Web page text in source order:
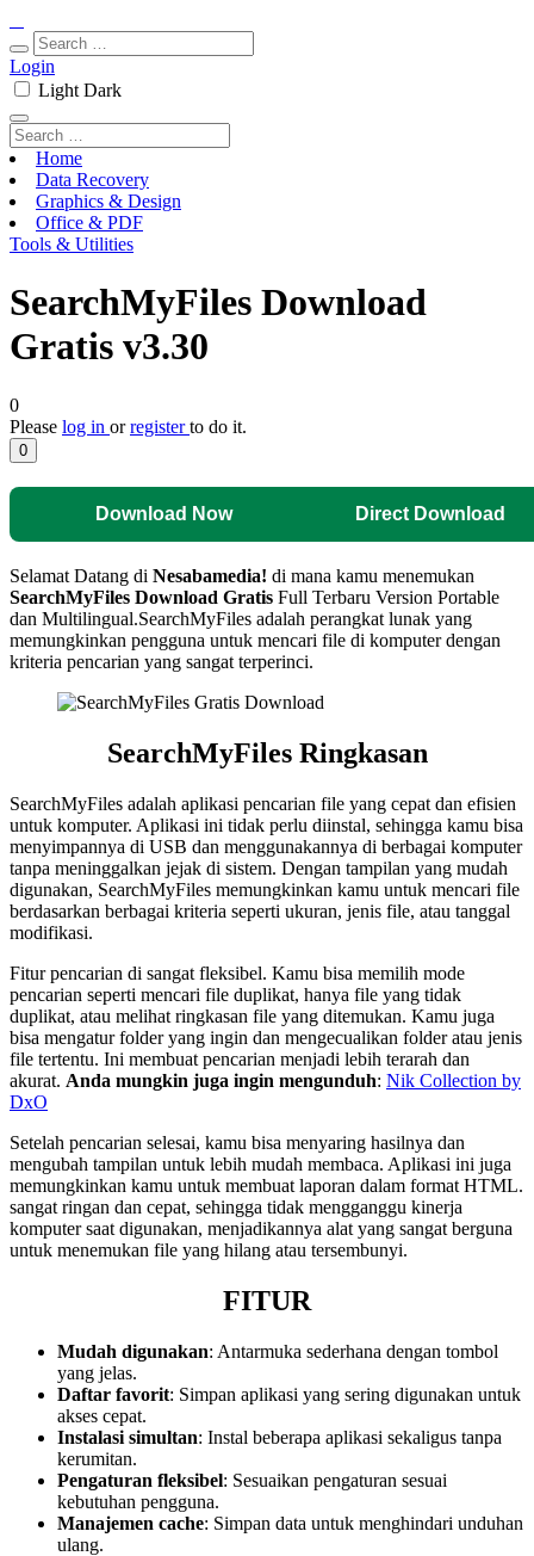
Login
Light Dark
Home
Data Recovery
Graphics & Design
Office & PDF
Tools & Utilities
SearchMyFiles Download
Gratis v3.30
0
Please log in orregisterto do it.
0
Download Now Direct Download
Selamat Datang di Nesabamedia! di mana kamu menemukan
SearchMyFiles Download Gratis Full Terbaru Version Portable
dan Multilingual.SearchMyFiles adalah perangkat lunak yang
memungkinkan pengguna untuk mencari file di komputer dengan
kriteria pencarian yang sangat terperinci.
SearchMyFiles Ringkasan
SearchMyFiles adalah aplikasi pencarian file yang cepat dan efisien
untuk komputer. Aplikasi ini tidak perlu diinstal, sehingga kamu bisa
menyimpannya di USB dan menggunakannya di berbagai komputer
tanpa meninggalkan jejak di sistem. Dengan tampilan yang mudah
digunakan, SearchMyFiles memungkinkan kamu untuk mencari file
berdasarkan berbagai kriteria seperti ukuran, jenis file, atau tanggal
modifikasi.
Fitur pencarian di sangat fleksibel. Kamu bisa memilih mode
pencarian seperti mencari file duplikat, hanya file yang tidak
duplikat, atau melihat ringkasan file yang ditemukan. Kamu juga
bisa mengatur folder yang ingin dan mengecualikan folder atau jenis
file tertentu. Ini membuat pencarian menjadi lebih terarah dan
akurat. Anda mungkin juga ingin mengunduh: Nik Collection by
DxO
Setelah pencarian selesai, kamu bisa menyaring hasilnya dan
mengubah tampilan untuk lebih mudah membaca. Aplikasi ini juga
memungkinkan kamu untuk membuat laporan dalam format HTML.
sangat ringan dan cepat, sehingga tidak mengganggu kinerja
komputer saat digunakan, menjadikannya alat yang sangat berguna
untuk menemukan file yang hilang atau tersembunyi.
FITUR
Mudah digunakan: Antarmuka sederhana dengan tombol
yang jelas.
Daftar favorit: Simpan aplikasi yang sering digunakan untuk
akses cepat.
Instalasi simultan: Instal beberapa aplikasi sekaligus tanpa
kerumitan.
Pengaturan fleksibel: Sesuaikan pengaturan sesuai
kebutuhan pengguna.
Manajemen cache: Simpan data untuk menghindari unduhan
ulang.